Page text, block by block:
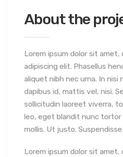
About the
Lorem ipsum dolor sit
adipiscing elit. Phasellus
aliquet nibh nec urna. In nisi
dapibus id, mattis vel, nisi.
sollicitudin laoreet viverra,
leo, eget blandit nunc tortor
mollis. Ut justo.
Lorem ipsum dolor sit